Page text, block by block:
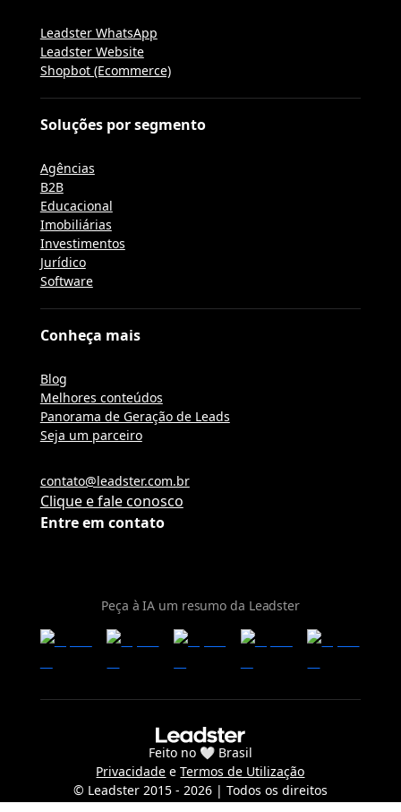
Leadster WhatsApp
Leadster Website
Shopbot (Ecommerce)
Soluções por segmento
Agências
B2B
Educacional
Imobiliárias
Investimentos
Jurídico
Software
Conheça mais
Blog
Melhores conteúdos
Panorama de Geração de Leads
Seja um parceiro
Entre em contato
contato@leadster.com.br
Clique e fale conosco
Peça à IA um resumo da Leadster
Feito no 🤍 Brasil
Privacidade e Termos de Utilização
© Leadster 2015 - 2026| Todos os direitos